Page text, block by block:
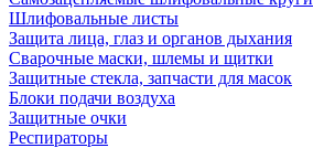
Шлифовальные листы
Защита лица, глаз и органов дыхания
Сварочные маски, шлемы и щитки
Защитные стекла, запчасти для масок
Блоки подачи воздуха
Защитные очки
Респираторы